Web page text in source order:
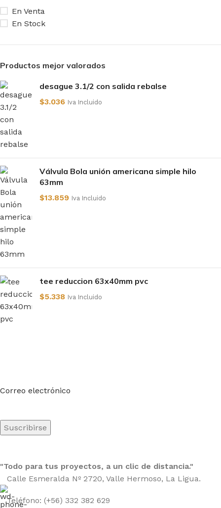
En Venta
En Stock
Productos mejor valorados
desague 3.1/2 con salida rebalse
$3.036 Iva Incluido
Válvula Bola unión americana simple hilo
63mm
$13.859 Iva Incluido
tee reduccion 63x40mm pvc
$5.338 Iva Incluido
Correo electrónico
"Todo para tus proyectos, a un clic de distancia."
Calle Esmeralda Nº 2720, Valle Hermoso, La Ligua.
Teléfono: (+56) 332 382 629